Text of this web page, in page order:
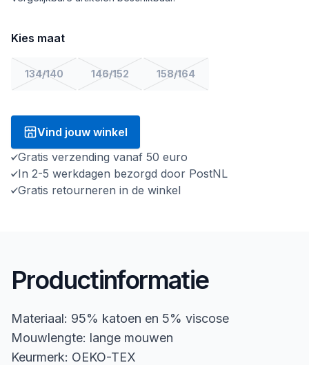
Kies maat
134/140 146/152 158/164
Vind jouw winkel
Gratis verzending vanaf 50 euro
In 2-5 werkdagen bezorgd door PostNL
Gratis retourneren in de winkel
Productinformatie
Materiaal: 95% katoen en 5% viscose
Mouwlengte: lange mouwen
Keurmerk: OEKO-TEX